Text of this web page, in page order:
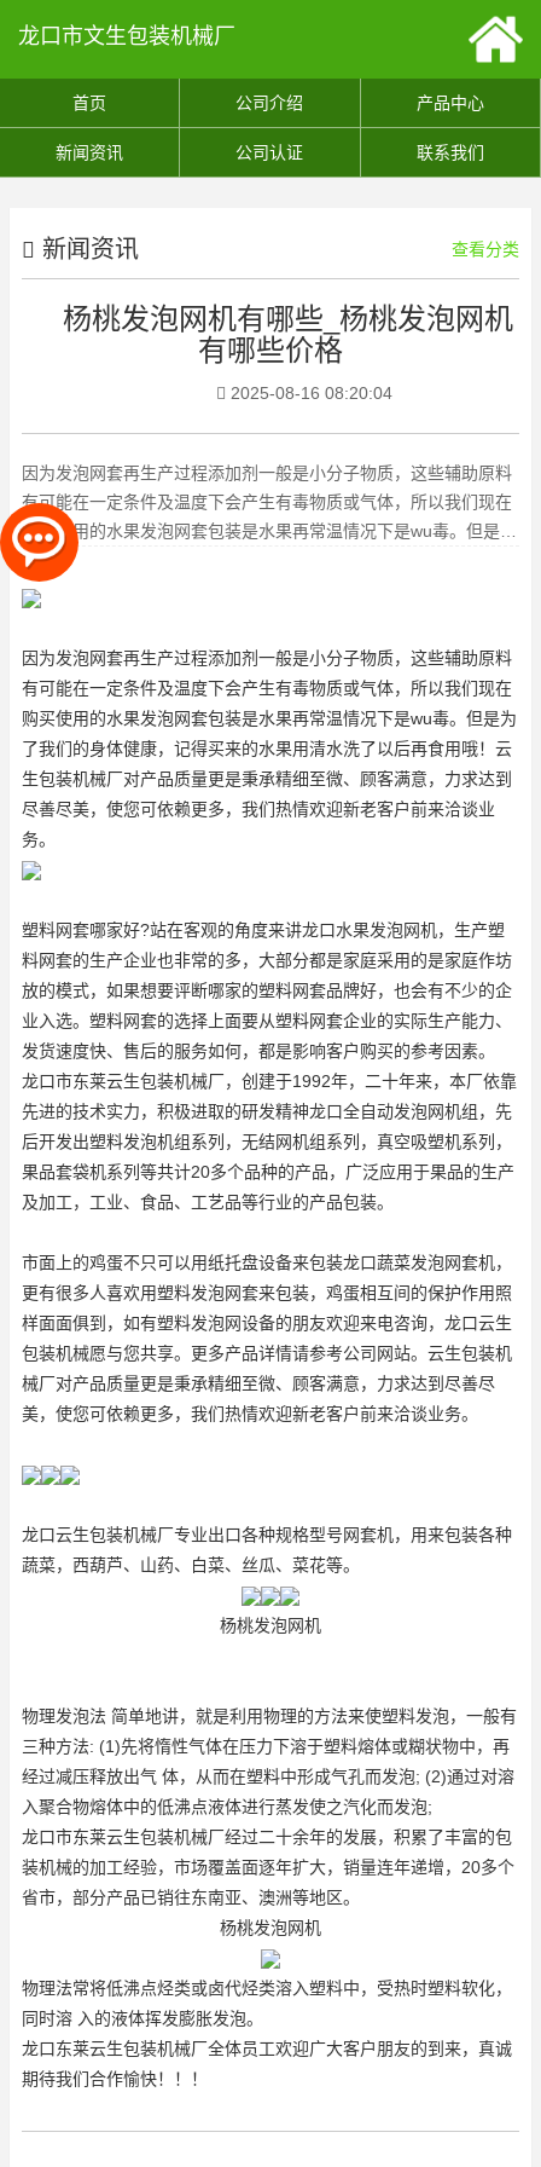
龙口市文生包装机械厂
首页 公司介绍 产品中心
新闻资讯 公司认证 联系我们
新闻资讯 查看分类
杨桃发泡网机有哪些_杨桃发泡网机
有哪些价格
2025-08-16 08:20:04
因为发泡网套再生产过程添加剂一般是小分子物质，这些辅助原料
有可能在一定条件及温度下会产生有毒物质或气体，所以我们现在
购买使用的水果发泡网套包装是水果再常温情况下是wu毒。但是为
了我们的身体健康，记得买
因为发泡网套再生产过程添加剂一般是小分子物质，这些辅助原料
有可能在一定条件及温度下会产生有毒物质或气体，所以我们现在
购买使用的水果发泡网套包装是水果再常温情况下是wu毒。但是为
了我们的身体健康，记得买来的水果用清水洗了以后再食用哦！云
生包装机械厂对产品质量更是秉承精细至微、顾客满意，力求达到
尽善尽美，使您可依赖更多，我们热情欢迎新老客户前来洽谈业
务。
塑料网套哪家好?站在客观的角度来讲龙口水果发泡网机，生产塑
料网套的生产企业也非常的多，大部分都是家庭采用的是家庭作坊
放的模式，如果想要评断哪家的塑料网套品牌好，也会有不少的企
业入选。塑料网套的选择上面要从塑料网套企业的实际生产能力、
发货速度快、售后的服务如何，都是影响客户购买的参考因素。
龙口市东莱云生包装机械厂，创建于1992年，二十年来，本厂依靠
先进的技术实力，积极进取的研发精神龙口全自动发泡网机组 ，先
后开发出塑料发泡机组系列，无结网机组系列，真空吸塑机系列，
果品套袋机系列等共计20多个品种的产品，广泛应用于果品的生产
及加工，工业、食品、工艺品等行业的产品包装。
市面上的鸡蛋不只可以用纸托盘设备来包装龙口蔬菜发泡网套机，
更有很多人喜欢用塑料发泡网套来包装，鸡蛋相互间的保护作用照
样面面俱到，如有塑料发泡网设备的朋友欢迎来电咨询，龙口云生
包装机械愿与您共享。更多产品详情请参考公司网站。云生包装机
械厂对产品质量更是秉承精细至微、顾客满意，力求达到尽善尽
美，使您可依赖更多，我们热情欢迎新老客户前来洽谈业务。
龙口云生包装机械厂专业出口各种规格型号网套机，用来包装各种
蔬菜，西葫芦、山药、白菜、丝瓜、菜花等。
杨桃发泡网机
物理发泡法 简单地讲，就是利用物理的方法来使塑料发泡，一般有
三种方法: (1)先将惰性气体在压力下溶于塑料熔体或糊状物中，再
经过减压释放出气 体，从而在塑料中形成气孔而发泡; (2)通过对溶
入聚合物熔体中的低沸点液体进行蒸发使之汽化而发泡;
龙口市东莱云生包装机械厂经过二十余年的发展，积累了丰富的包
装机械的加工经验，市场覆盖面逐年扩大，销量连年递增，20多个
省市，部分产品已销往东南亚、澳洲等地区。
杨桃发泡网机
物理法常将低沸点烃类或卤代烃类溶入塑料中，受热时塑料软化，
同时溶 入的液体挥发膨胀发泡。
龙口东莱云生包装机械厂全体员工欢迎广大客户朋友的到来，真诚
期待我们合作愉快！！！